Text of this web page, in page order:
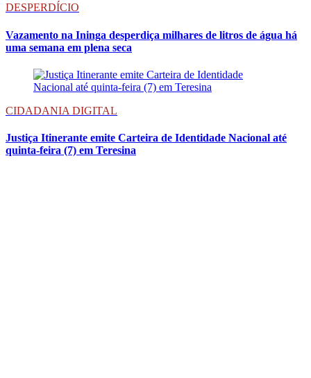
DESPERDÍCIO
Vazamento na Ininga desperdiça milhares de litros de água há
uma semana em plena seca
CIDADANIA DIGITAL
Justiça Itinerante emite Carteira de Identidade Nacional até
quinta-feira (7) em Teresina